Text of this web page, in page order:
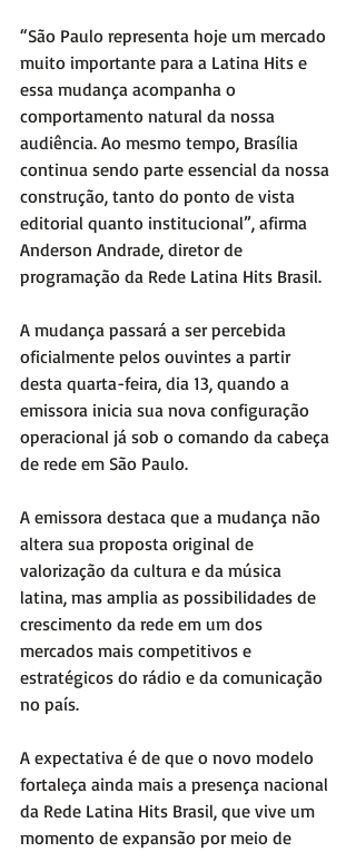
“São Paulo representa hoje um mercado
muito importante para a Latina Hits e
essa mudança acompanha o
comportamento natural da nossa
audiência. Ao mesmo tempo, Brasília
continua sendo parte essencial da nossa
construção, tanto do ponto de vista
editorial quanto institucional”, afirma
Anderson Andrade, diretor de
programação da Rede Latina Hits Brasil.
A mudança passará a ser percebida
oficialmente pelos ouvintes a partir
desta quarta-feira, dia 13, quando a
emissora inicia sua nova configuração
operacional já sob o comando da cabeça
de rede em São Paulo.
A emissora destaca que a mudança não
altera sua proposta original de
valorização da cultura e da música
latina, mas amplia as possibilidades de
crescimento da rede em um dos
mercados mais competitivos e
estratégicos do rádio e da comunicação
no país.
A expectativa é de que o novo modelo
fortaleça ainda mais a presença nacional
da Rede Latina Hits Brasil, que vive um
momento de expansão por meio de